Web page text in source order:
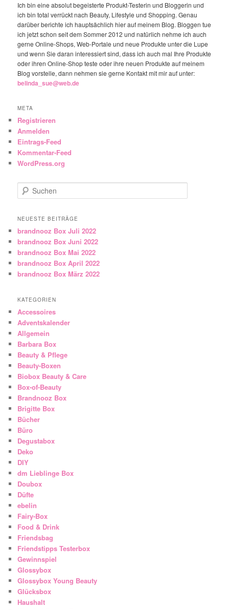
Ich bin eine absolut begeisterte Produkt-Testerin und Bloggerin und
ich bin total verrückt nach Beauty, Lifestyle und Shopping. Genau
darüber berichte ich hauptsächlich hier auf meinem Blog. Bloggen tue
ich jetzt schon seit dem Sommer 2012 und natürlich nehme ich auch
gerne Online-Shops, Web-Portale und neue Produkte unter die Lupe
und wenn Sie daran interessiert sind, dass ich auch mal Ihre Produkte
oder ihren Online-Shop teste oder ihre neuen Produkte auf meinem
Blog vorstelle, dann nehmen sie gerne Kontakt mit mir auf unter:
belinda_sue@web.de
META
Registrieren
Anmelden
Eintrags-Feed
Kommentar-Feed
WordPress.org
Suchen
NEUESTE BEITRÄGE
brandnooz Box Juli 2022
brandnooz Box Juni 2022
brandnooz Box Mai 2022
brandnooz Box April 2022
brandnooz Box März 2022
KATEGORIEN
Accessoires
Adventskalender
Allgemein
Barbara Box
Beauty & Pflege
Beauty-Boxen
Biobox Beauty & Care
Box-of-Beauty
Brandnooz Box
Brigitte Box
Bücher
Büro
Degustabox
Deko
DIY
dm Lieblinge Box
Doubox
Düfte
ebelin
Fairy-Box
Food & Drink
Friendsbag
Friendstipps Testerbox
Gewinnspiel
Glossybox
Glossybox Young Beauty
Glücksbox
Haushalt